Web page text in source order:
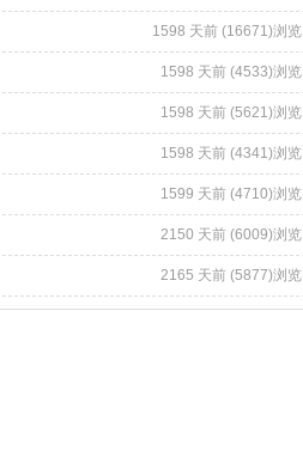
1598 天前 (16671)浏览
1598 天前 (4533)浏览
1598 天前 (5621)浏览
1598 天前 (4341)浏览
1599 天前 (4710)浏览
2150 天前 (6009)浏览
2165 天前 (5877)浏览